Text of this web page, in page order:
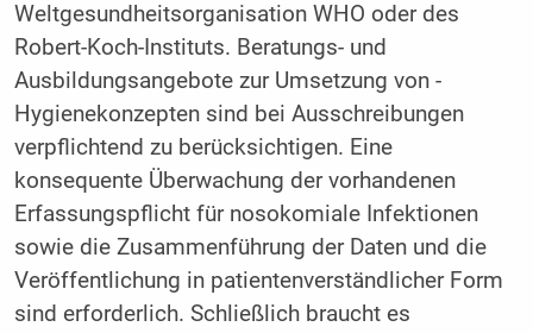
Weltgesundheitsorganisation WHO oder des
Robert-Koch-Instituts. Beratungs- und
Ausbildungsangebote zur Umsetzung von ­
Hygienekonzepten sind bei Ausschreibungen
verpflichtend zu berücksichtigen. Eine
konsequente Überwachung der vorhandenen
Erfassungspflicht für nosokomiale Infektionen
sowie die Zu­sammenführung der Daten und die
Veröffentlichung in ­patientenverständlicher Form
sind erforderlich. Schließlich braucht es